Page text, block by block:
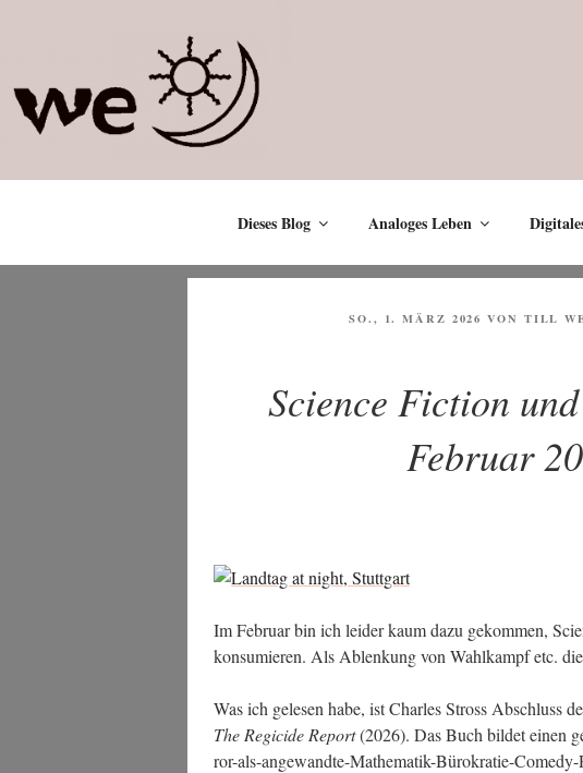
Dieses Blog Analoges Leben
VERÖFFENTLICHT
SO., 1. MÄRZ 2026 VON TILL
Science Fiction
Februar
Im Febru­ar bin ich lei­der kaum dazu gekom­men,
kon­su­mie­ren. Als Ablen­kung von Wahl­kampf etc.
Was ich gele­sen habe, ist Charles Stross Abschluss
The Regi­ci­de Report(2026). Das Buch bil­det einen
ror-als-ange­wand­te-Mathe­ma­tik-Büro­kra­tie-